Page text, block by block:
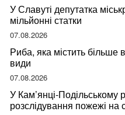
У Славуті депутатка
мільйонні статки
07.08.2026
Риба, яка містить більше
види
07.08.2026
У Кам’янці-Подільському
розслідування пожежі на